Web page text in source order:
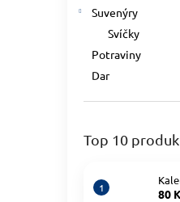
Suvenýry
Svíčky
Potraviny
Dar
Top 10
80